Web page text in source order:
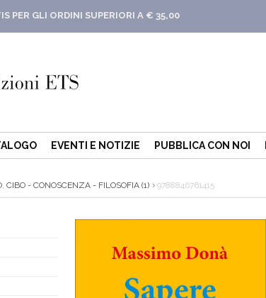
PER GLI ORDINI SUPERIORI A € 35,00
EVENTI E NOTIZIE PUBBLICA CON NOI
CIBO - CONOSCENZA - FILOSOFIA (1) 9788846761415